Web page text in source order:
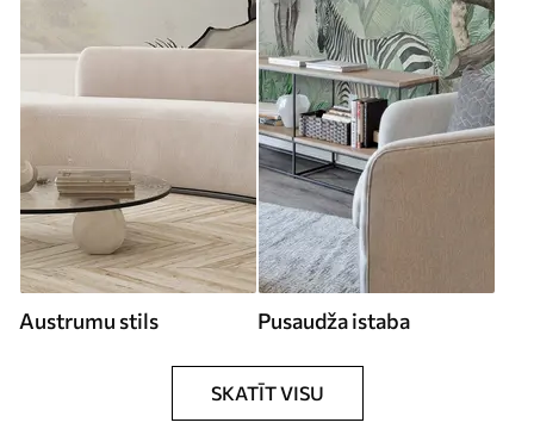
Austrumu stils Pusaudža istaba
SKATĪT VISU